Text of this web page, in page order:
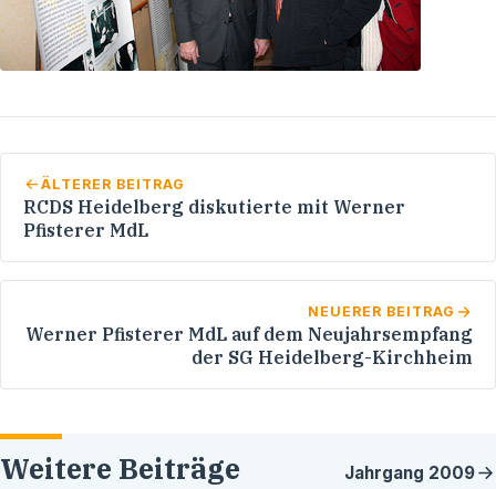
ÄLTERER BEITRAG
RCDS Heidelberg diskutierte mit Werner
Pfisterer MdL
NEUERER BEITRAG
Werner Pfisterer MdL auf dem Neujahrsempfang
der SG Heidelberg-Kirchheim
Weitere Beiträge Jahrgang 2009